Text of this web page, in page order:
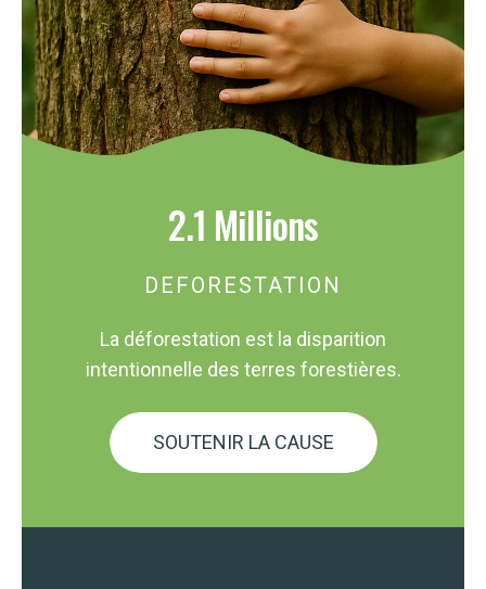
2.1 Millions
DEFORESTATION
La déforestation est la disparition
intentionnelle des terres forestières.
SOUTENIR LA CAUSE